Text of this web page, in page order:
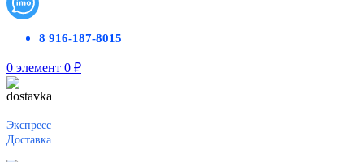
8 916-187-8015
0 элемент 0 ₽
Экспресс
Доставка